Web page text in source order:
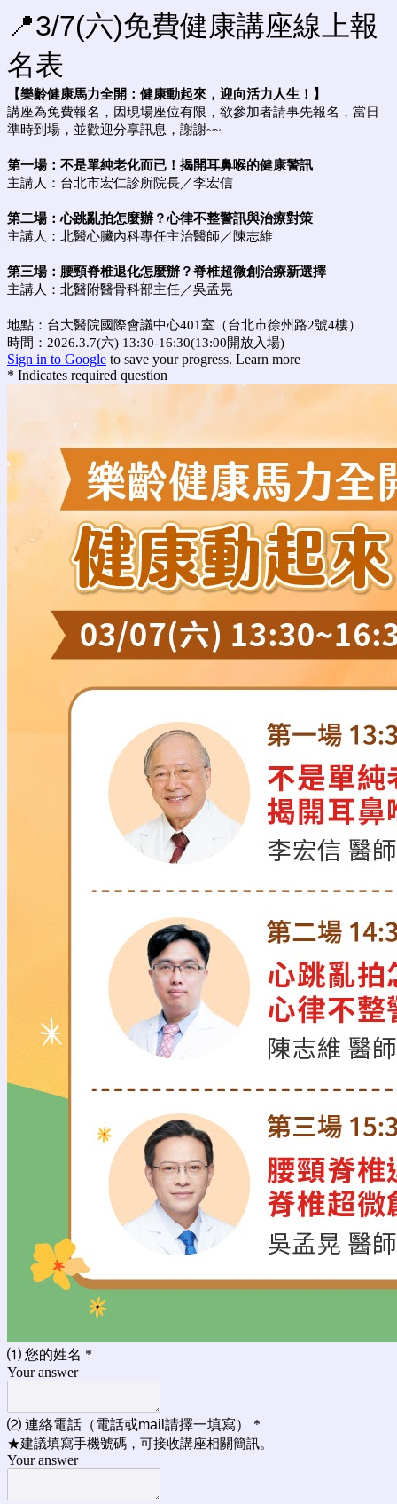
📍3/7(六)免費健康講座線上報
名表
【樂齡健康馬力全開：健康動起來，迎向活力人生！】
講座為免費報名，因現場座位有限，欲參加者請事先報名，當日
準時到場，並歡迎分享訊息，謝謝~~
第一場：不是單純老化而已！揭開耳鼻喉的健康警訊
主講人：台北市宏仁診所院長／李宏信
第二場：心跳亂拍怎麼辦？心律不整警訊與治療對策
主講人：北醫心臟內科專任主治醫師／陳志維
第三場：腰頸脊椎退化怎麼辦？脊椎超微創治療新選擇
主講人：北醫附醫骨科部主任／吳孟晃
地點：台大醫院國際會議中心401室（台北市徐州路2號4樓）
時間：2026.3.7(六) 13:30-16:30(13:00開放入場)
Sign in to Google to save your progress. Learn more
* Indicates required question
⑴ 您的姓名 *
Your answer
⑵ 連絡電話（電話或mail請擇一填寫） *
★建議填寫手機號碼，可接收講座相關簡訊。
Your answer